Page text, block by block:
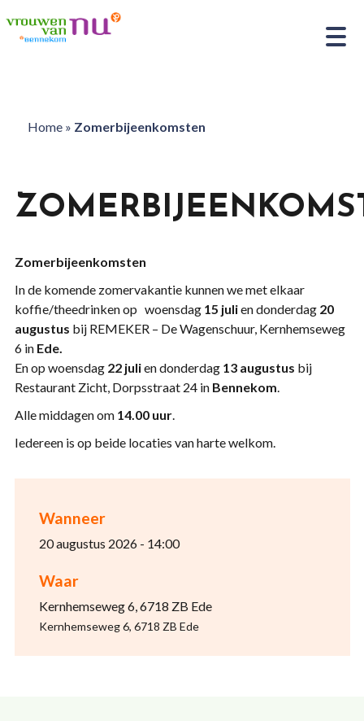
Home» Zomerbijeenkomsten
Wanneer
20 augustus 2026 - 14:00
Waar
Kernhemseweg 6, 6718 ZB Ede
Kernhemseweg 6, 6718 ZB Ede
Zomerbijeenkomsten
In de komende zomervakantie kunnen we met elkaar
koffie/theedrinken op woensdag 15 julien donderdag 20
augustus bij REMEKER – De Wagenschuur, Kernhemseweg
6 in Ede.
En op woensdag 22 julien donderdag 13 augustus bij
Restaurant Zicht, Dorpsstraat 24 in Bennekom.
Alle middagen om 14.00 uur.
Iedereen is op beide locaties van harte welkom.